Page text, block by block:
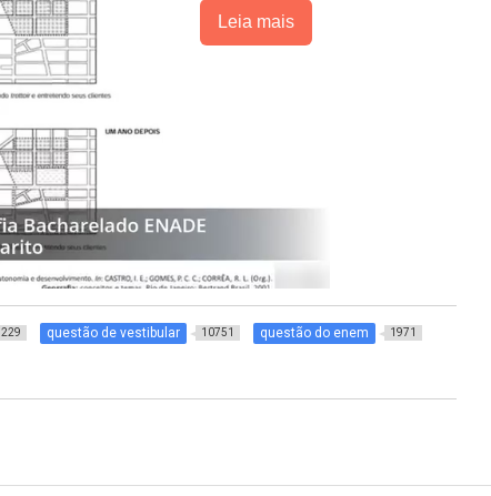
Leia mais
229 questão de vestibular 10751 questão do enem 1971